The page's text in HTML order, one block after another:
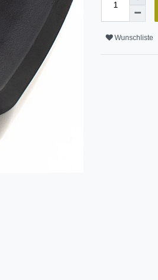
Wunschliste